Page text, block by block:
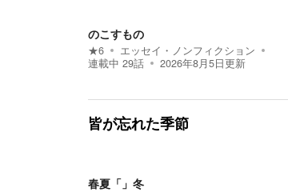
のこすもの
★6
エッセイ・ノンフィクション
連載中 29話 2026年8月5日更新
皆が忘れた季節
春夏「」冬